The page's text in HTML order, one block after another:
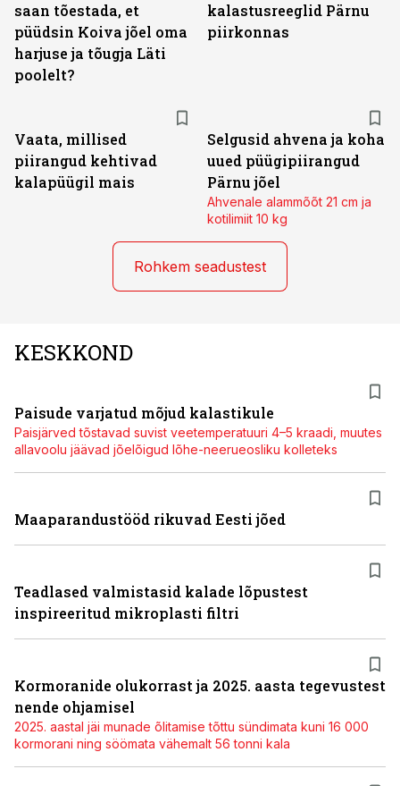
saan tõestada, et
püüdsin Koiva jõel oma
harjuse ja tõugja Läti
poolelt?
kalastusreeglid Pärnu
piirkonnas
Vaata, millised
piirangud kehtivad
kalapüügil mais
Selgusid ahvena ja koha
uued püügipiirangud
Pärnu jõel
Ahvenale alammõõt 21 cm ja
kotilimiit 10 kg
Rohkem seadustest
KESKKOND
Paisude varjatud mõjud kalastikule
Paisjärved tõstavad suvist veetemperatuuri 4–5 kraadi, muutes
allavoolu jäävad jõelõigud lõhe-neerueosliku kolleteks
Maaparandustööd rikuvad Eesti jõed
Teadlased valmistasid kalade lõpustest
inspireeritud mikroplasti filtri
Kormoranide olukorrast ja 2025. aasta tegevustest
nende ohjamisel
2025. aastal jäi munade õlitamise tõttu sündimata kuni 16 000
kormorani ning söömata vähemalt 56 tonni kala